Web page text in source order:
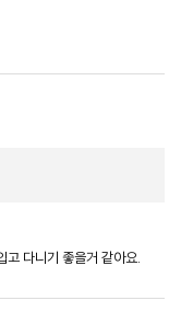
다니기 좋을거 같아요.